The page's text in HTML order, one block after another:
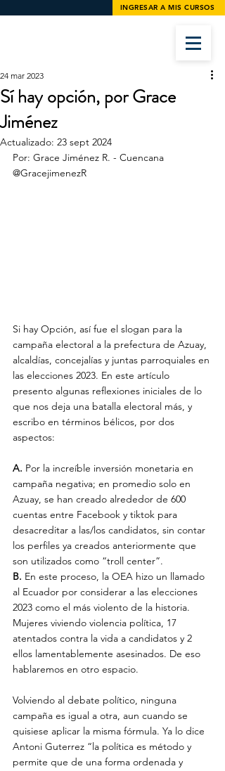
INGRESAR A MIS CURSOS
Sí hay opción, por Grace
Jiménez
24 mar 2023
Actualizado: 23 sept 2024
Por: Grace Jiménez R. - Cuencana
@GracejimenezR
Si hay Opción, así fue el slogan para la
campaña electoral a la prefectura de Azuay,
alcaldías, concejalías y juntas parroquiales en
las elecciones 2023. En este artículo
presento algunas reflexiones iniciales de lo
que nos deja una batalla electoral más, y
escribo en términos bélicos, por dos
aspectos:
A. Por la increíble inversión monetaria en
campaña negativa; en promedio solo en
Azuay, se han creado alrededor de 600
cuentas entre Facebook y tiktok para
desacreditar a las/los candidatos, sin contar
los perfiles ya creados anteriormente que
son utilizados como “troll center”.
B. En este proceso, la OEA hizo un llamado
al Ecuador por considerar a las elecciones
2023 como el más violento de la historia.
Mujeres viviendo violencia política, 17
atentados contra la vida a candidatos y 2
ellos lamentablemente asesinados. De eso
hablaremos en otro espacio.
Volviendo al debate político, ninguna
campaña es igual a otra, aun cuando se
quisiese aplicar la misma fórmula. Ya lo dice
Antoni Guterrez “la política es método y
permite que de una forma ordenada y